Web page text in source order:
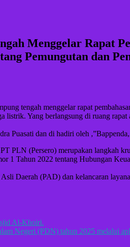
Menggelar Rapat
Pemungutan dan
tengah menggelar rapat
listrik. Yang berlangsung di ruang
Puasati dan di hadiri oleh
PLN (Persero) merupakan langkah
1 Tahun 2022 tentang Hubungan
Daerah (PAD) dan kelancaran
Al-Khoiri.
Negeri (PDN) tahun 2025 melalui